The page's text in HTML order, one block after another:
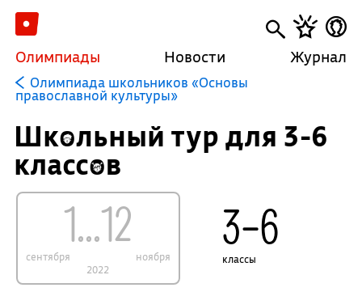
Олимпиады Новости Журнал
Олимпиада школьников «Основы
православной культуры»
Школьный тур для 3-6
классов
1...12
сентября
ноября
2022
3–6
классы